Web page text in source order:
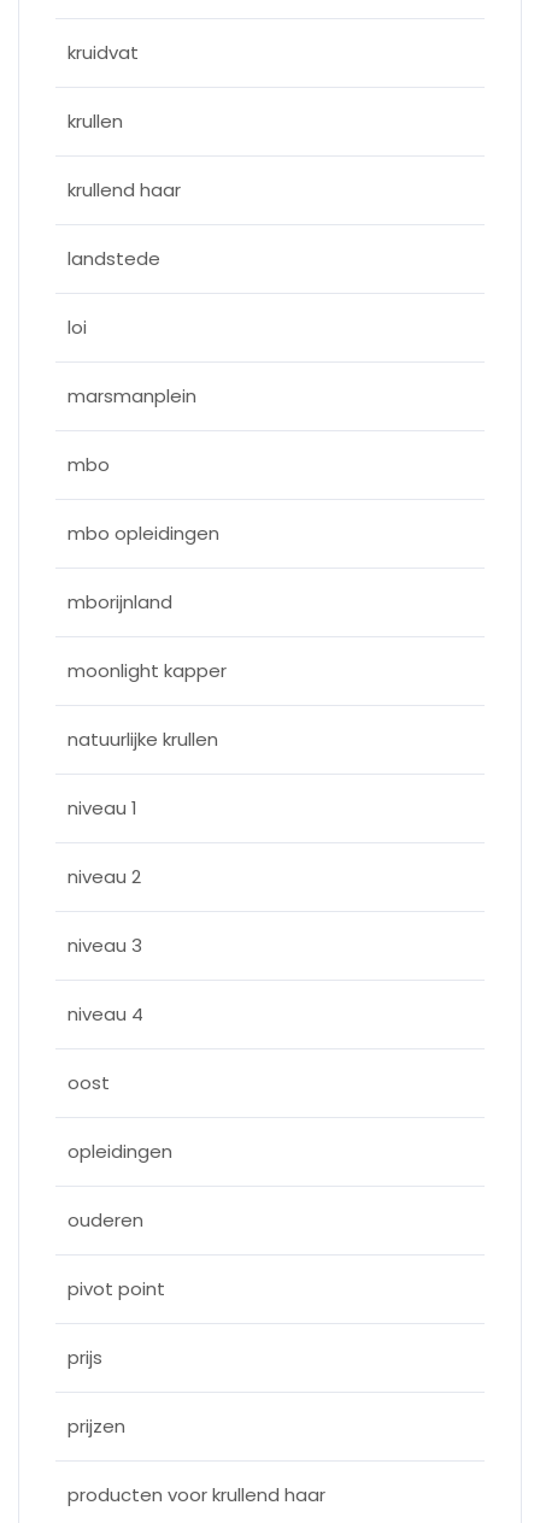
kruidvat
krullen
krullend haar
landstede
loi
marsmanplein
mbo
mbo opleidingen
mborijnland
moonlight kapper
natuurlijke krullen
niveau 1
niveau 2
niveau 3
niveau 4
oost
opleidingen
ouderen
pivot point
prijs
prijzen
producten voor krullend haar